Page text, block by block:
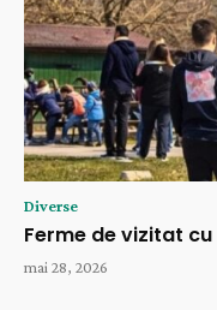
Diverse
Ferme de vizitat
mai 28, 2026